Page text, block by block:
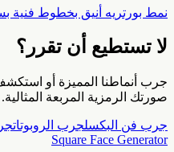
نمط بورتريه أنيق بخطوط فنية
لا تستطيع أن تقرر؟
صورتك الرمزية المربعة المثالية.
جرب فن البكسلجرب الروبوتات
Square Face Generator